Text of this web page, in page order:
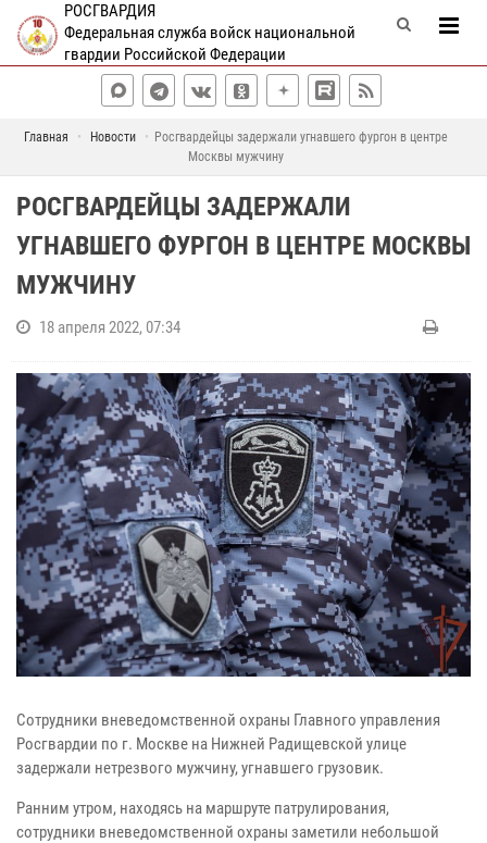
РОСГВАРДИЯ
Федеральная служба войск национальной
гвардии Российской Федерации
Главная Новости
Росгвардейцы задержали угнавшего фургон в центре
Москвы мужчину
РОСГВАРДЕЙЦЫ ЗАДЕРЖАЛИ
УГНАВШЕГО ФУРГОН В ЦЕНТРЕ МОСКВЫ
МУЖЧИНУ
18 апреля 2022, 07:34
Сотрудники вневедомственной охраны Главного управления
Росгвардии по г. Москве на Нижней Радищевской улице
задержали нетрезвого мужчину, угнавшего грузовик.
Ранним утром, находясь на маршруте патрулирования,
сотрудники вневедомственной охраны заметили небольшой